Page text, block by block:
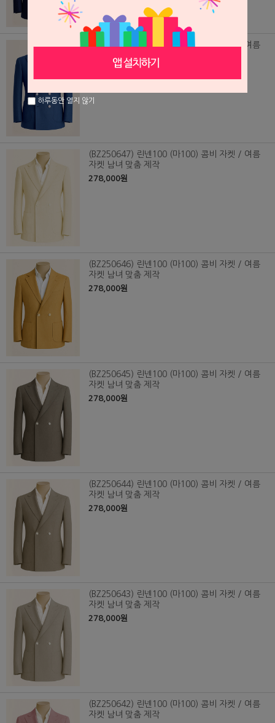
(BZ250648) 린넨100 (마100) 콤비 자켓 / 여름
278,000원
(BZ250647) 린넨100 (마100) 콤비 자켓 / 여름
자켓 남녀 맞춤 제작
278,000원
(BZ250646) 린넨100 (마100) 콤비 자켓 / 여름
자켓 남녀 맞춤 제작
278,000원
(BZ250645) 린넨100 (마100) 콤비 자켓 / 여름
자켓 남녀 맞춤 제작
278,000원
(BZ250644) 린넨100 (마100) 콤비 자켓 / 여름
자켓 남녀 맞춤 제작
278,000원
(BZ250643) 린넨100 (마100) 콤비 자켓 / 여름
자켓 남녀 맞춤 제작
278,000원
(BZ250642) 린넨100 (마100) 콤비 자켓 / 여름
자켓 남녀 맞춤 제작
하루동안 열지 않기